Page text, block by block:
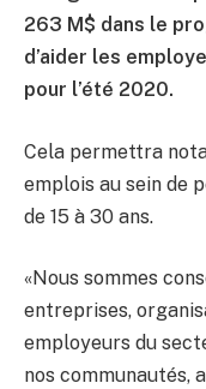
263 M$ dans le
d’aider les
pour l’été 2020.
Cela permettra
emplois au sein de
de 15 à 30 ans.
«Nous sommes
entreprises,
employeurs du
nos communautés,